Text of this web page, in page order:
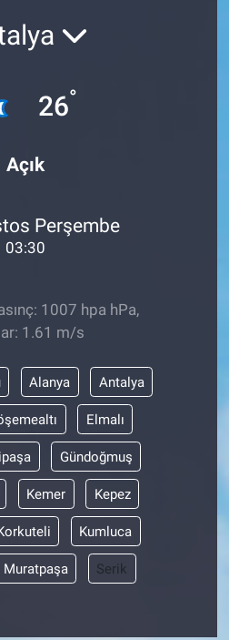
26°
Açık
Perşembe
03:30
1007 hpa hPa,
1.61 m/s
Alanya Antalya
Elmalı
Gündoğmuş
Kemer Kepez
Kumluca
Muratpaşa Serik